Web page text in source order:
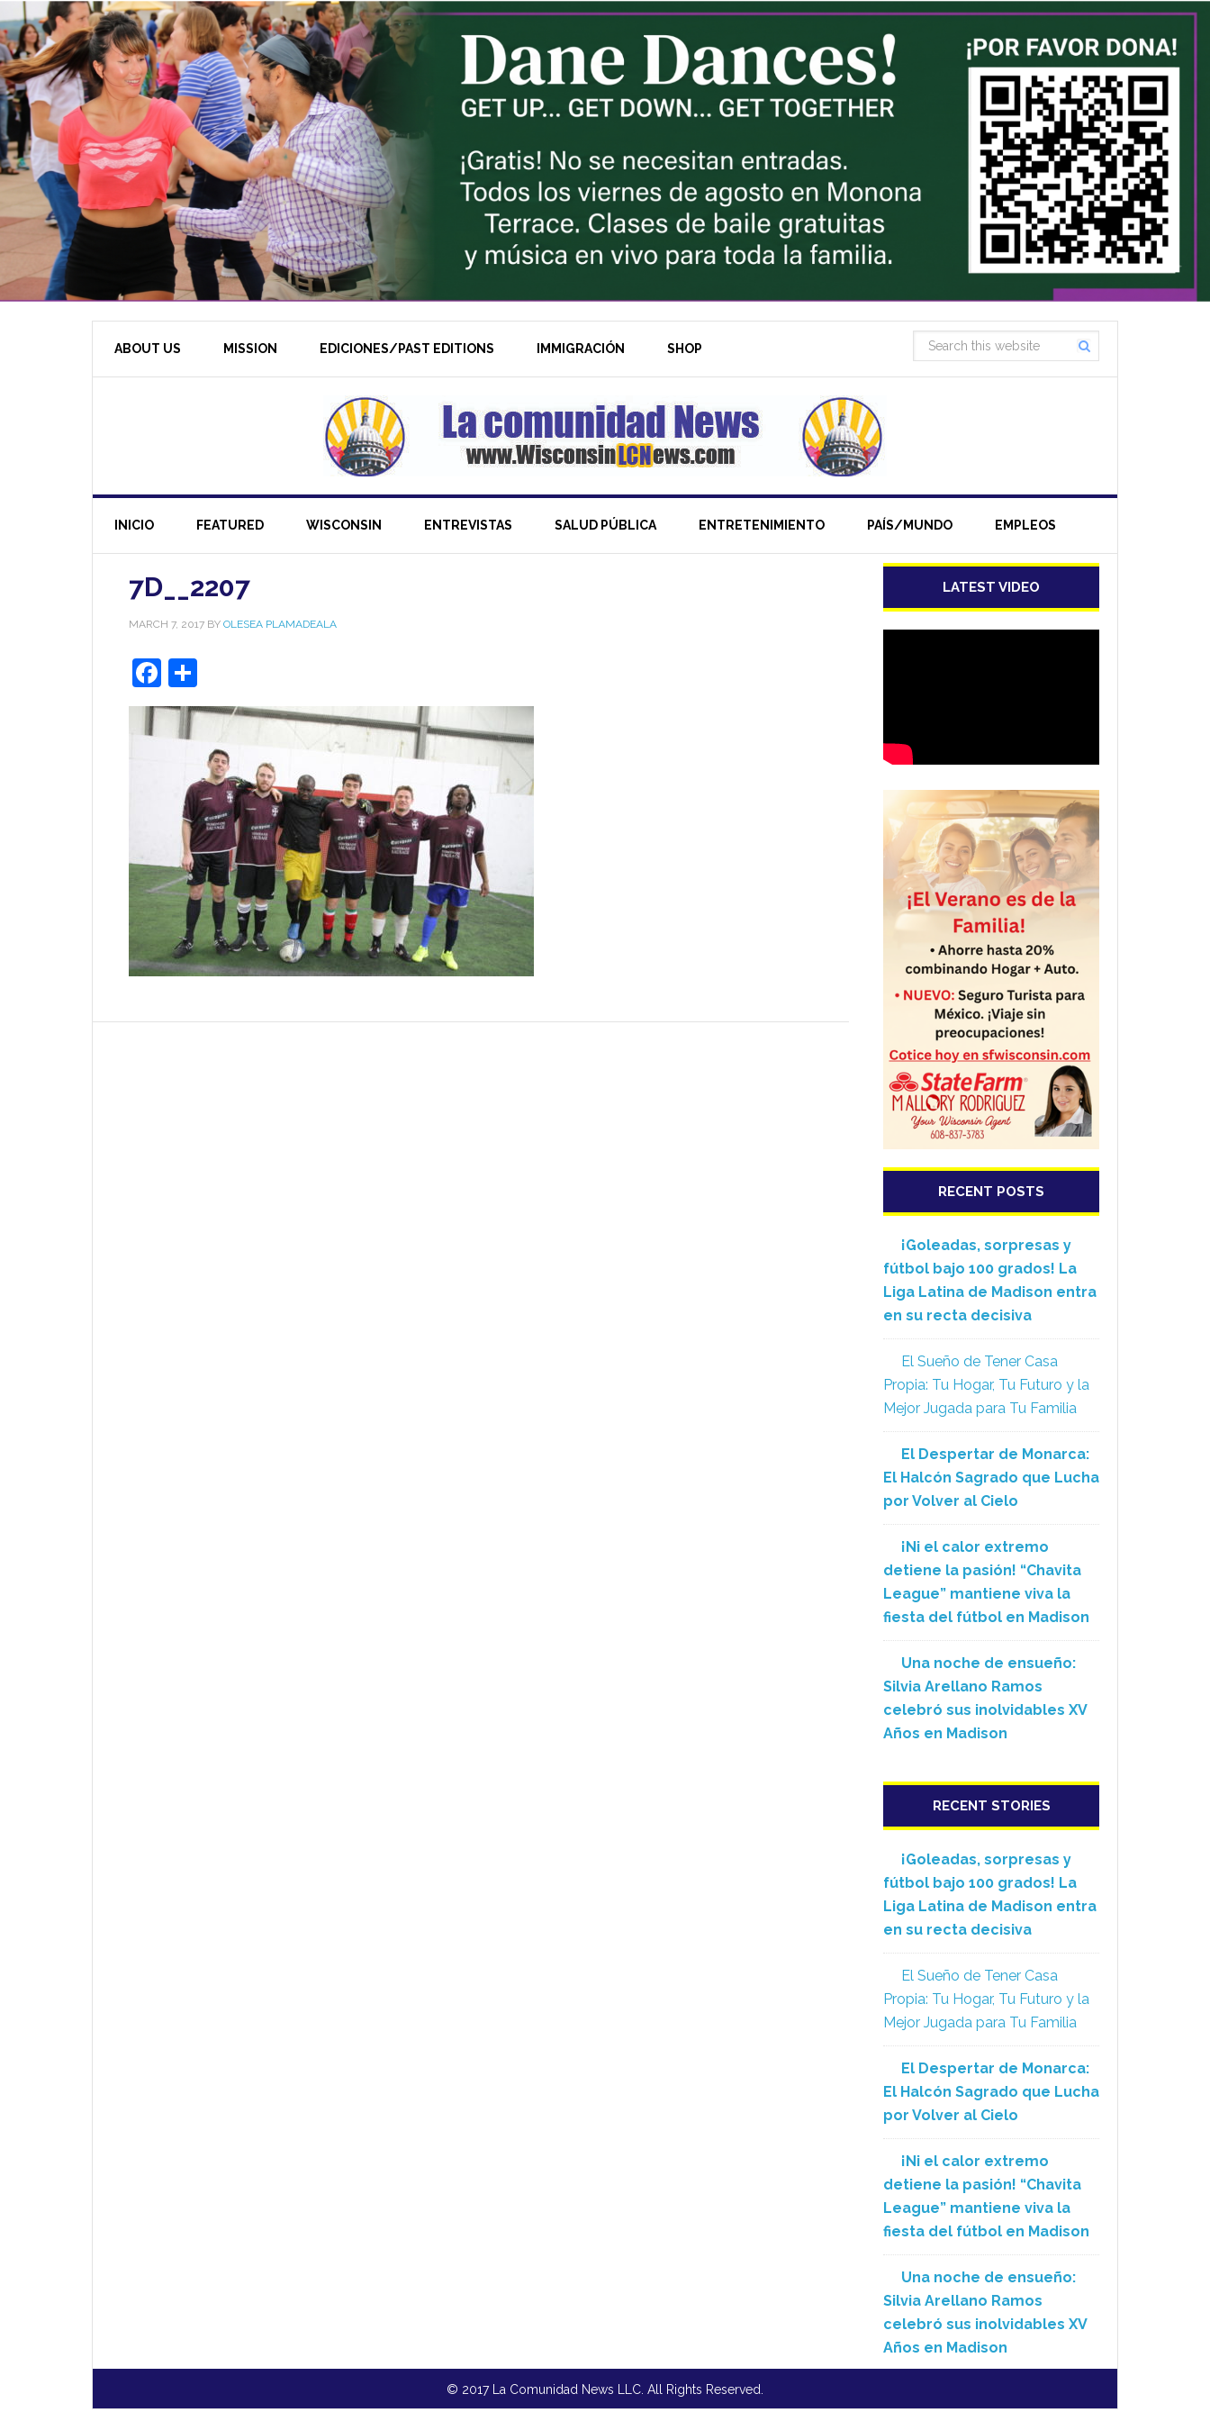
ABOUT US MISSION EDICIONES/PAST EDITIONS IMMIGRACIÓN SHOP
INICIO FEATURED WISCONSIN ENTREVISTAS SALUD PÚBLICA ENTRETENIMIENTO PAÍS/MUNDO EMPLEOS
7D__2207
MARCH 7, 2017 BY OLESEA PLAMADEALA
Facebook
LATEST VIDEO
RECENT POSTS
¡Goleadas, sorpresas y
fútbol bajo 100 grados! La
Liga Latina de Madison entra
en su recta decisiva
El Sueño de Tener Casa
Propia: Tu Hogar, Tu Futuro y la
Mejor Jugada para Tu Familia
El Despertar de Monarca:
El Halcón Sagrado que Lucha
por Volver al Cielo
¡Ni el calor extremo
detiene la pasión! “Chavita
League” mantiene viva la
fiesta del fútbol en Madison
Una noche de ensueño:
Silvia Arellano Ramos
celebró sus inolvidables XV
Años en Madison
RECENT STORIES
¡Goleadas, sorpresas y
fútbol bajo 100 grados! La
Liga Latina de Madison entra
en su recta decisiva
El Sueño de Tener Casa
Propia: Tu Hogar, Tu Futuro y la
Mejor Jugada para Tu Familia
El Despertar de Monarca:
El Halcón Sagrado que Lucha
por Volver al Cielo
¡Ni el calor extremo
detiene la pasión! “Chavita
League” mantiene viva la
fiesta del fútbol en Madison
Una noche de ensueño:
Silvia Arellano Ramos
celebró sus inolvidables XV
Años en Madison
© 2017 La Comunidad News LLC. All Rights Reserved.